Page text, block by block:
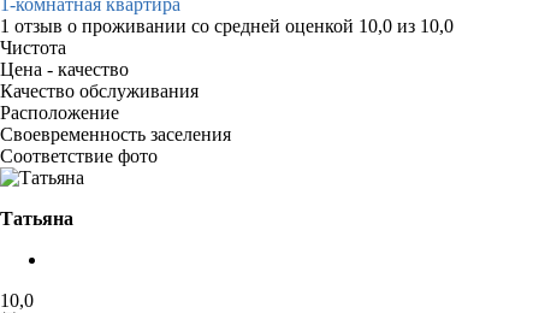
1 отзыв о проживании со средней оценкой 10,0 из 10,0
Чистота
Цена - качество
Качество обслуживания
Расположение
Своевременность заселения
Соответствие фото
Татьяна
10,0